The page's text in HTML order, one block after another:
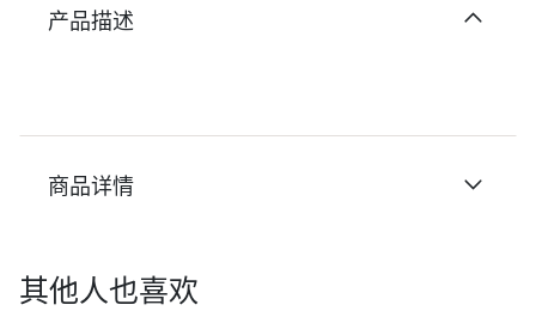
产品描述
商品详情
其他人也喜欢